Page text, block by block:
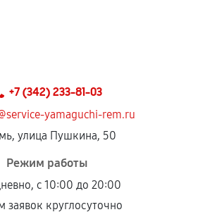
+7 (342) 233-81-03
yamaguchi-rem.ru
улица Пушкина, 50
Режим работы
с 10:00 до 20:00
заявок круглосуточно